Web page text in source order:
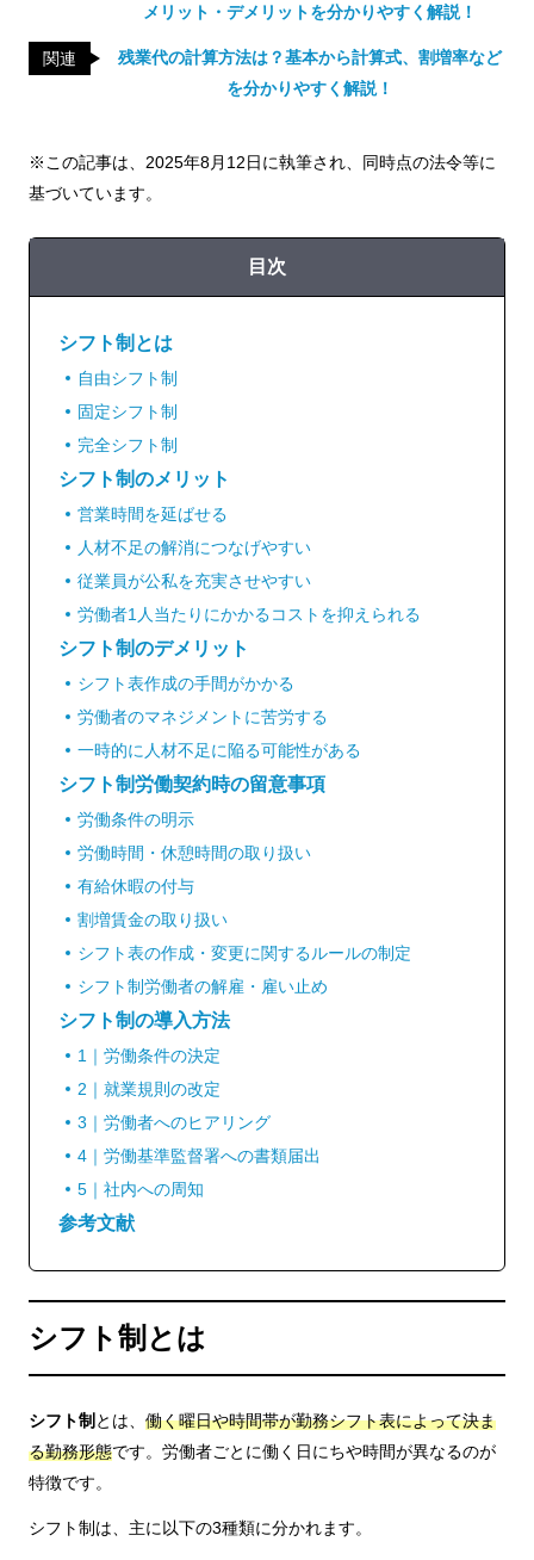
メリット・デメリットを分かりやすく解説！
関連
残業代の計算方法は？基本から計算式、割増率など
を分かりやすく解説！
※この記事は、2025年8月12日に執筆され、同時点の法令等に
基づいています。
目次
シフト制とは
自由シフト制
固定シフト制
完全シフト制
シフト制のメリット
営業時間を延ばせる
人材不足の解消につなげやすい
従業員が公私を充実させやすい
労働者1人当たりにかかるコストを抑えられる
シフト制のデメリット
シフト表作成の手間がかかる
労働者のマネジメントに苦労する
一時的に人材不足に陥る可能性がある
シフト制労働契約時の留意事項
労働条件の明示
労働時間・休憩時間の取り扱い
有給休暇の付与
割増賃金の取り扱い
シフト表の作成・変更に関するルールの制定
シフト制労働者の解雇・雇い止め
シフト制の導入方法
1｜労働条件の決定
2｜就業規則の改定
3｜労働者へのヒアリング
4｜労働基準監督署への書類届出
5｜社内への周知
参考文献
シフト制とは
シフト制とは、 働く曜日や時間帯が勤務シフト表によって決ま
る勤務形態です。労働者ごとに働く日にちや時間が異なるのが
特徴です。
シフト制は、主に以下の3種類に分かれます。